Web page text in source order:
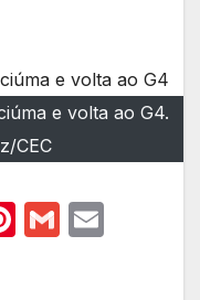
e volta ao G4.
CEC
Pi G